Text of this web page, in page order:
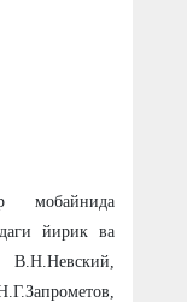
мобайнида
йирик ва